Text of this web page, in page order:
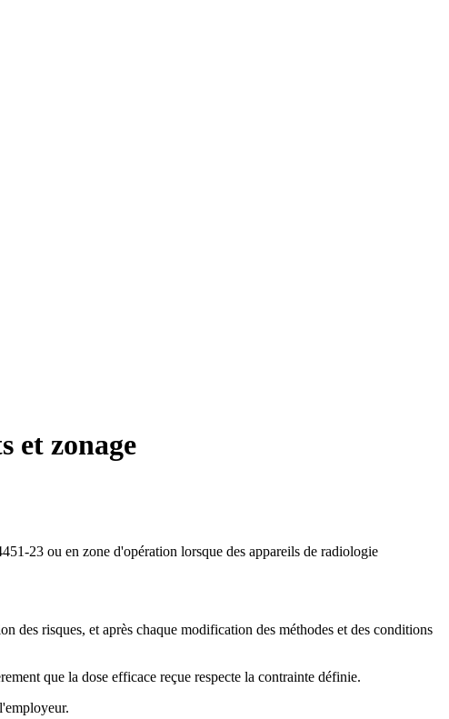
et zonage
23 ou en zone d'opération lorsque des appareils de radiologie
des risques, et après chaque modification des méthodes et des conditions
que la dose efficace reçue respecte la contrainte définie.